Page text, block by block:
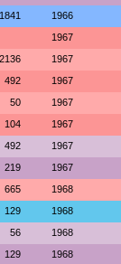
1841 1966
1967
2136 1967
492 1967
50 1967
104 1967
492 1967
219 1967
665 1968
129 1968
56 1968
129 1968